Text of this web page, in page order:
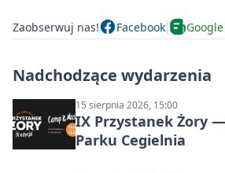
Zaobserwuj nas! Facebook
Nadchodzące wydarzenia
15 sierpnia 2026, 15:00
IX Przystanek Żory
Parku Cegielnia